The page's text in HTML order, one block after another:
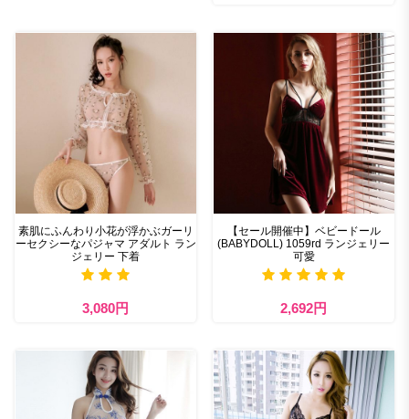
素肌にふんわり小花が浮かぶガーリ
ーセクシーなパジャマ アダルト ラン
ジェリー 下着
3,080円
【セール開催中】ベビードール
(BABYDOLL) 1059rd ランジェリー
可愛
2,692円